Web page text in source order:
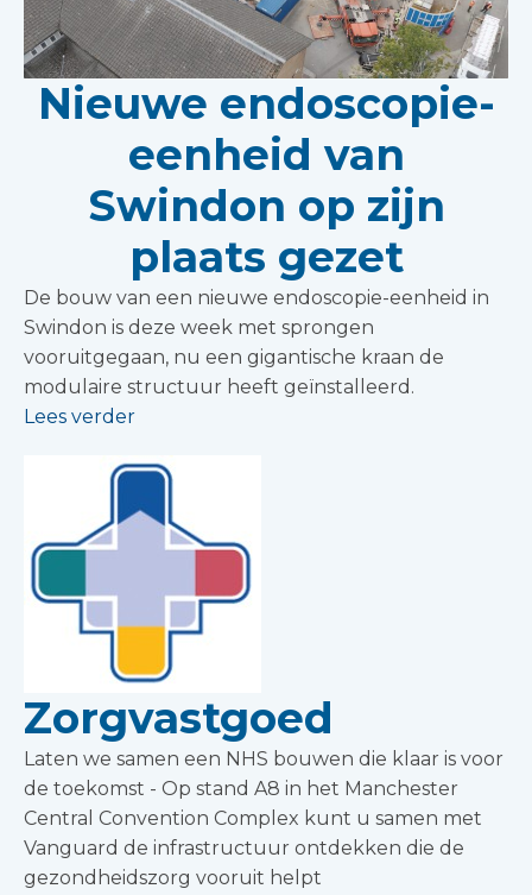
Nieuwe endoscopie-
eenheid van
Swindon op zijn
plaats gezet
De bouw van een nieuwe endoscopie-eenheid in
Swindon is deze week met sprongen
vooruitgegaan, nu een gigantische kraan de
modulaire structuur heeft geïnstalleerd.
Lees verder
Zorgvastgoed
Laten we samen een NHS bouwen die klaar is voor
de toekomst - Op stand A8 in het Manchester
Central Convention Complex kunt u samen met
Vanguard de infrastructuur ontdekken die de
gezondheidszorg vooruit helpt